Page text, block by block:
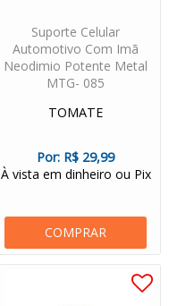
Suporte Celular
Automotivo Com Imã
Neodimio Potente Metal
MTG- 085
TOMATE
Por: R$ 29,99
À vista em dinheiro ou Pix
COMPRAR